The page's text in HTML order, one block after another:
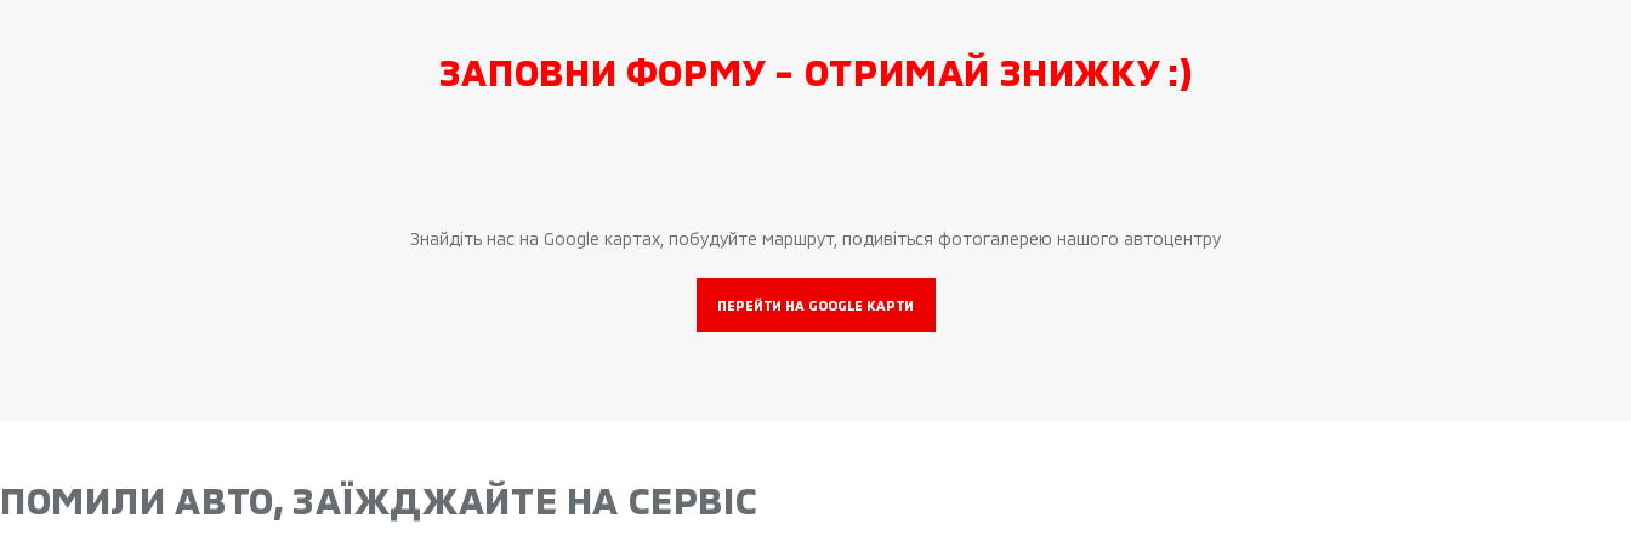
ЗАПОВНИ ФОРМУ - ОТРИМАЙ ЗНИЖКУ :)
Знайдіть нас на Google картах, побудуйте маршрут, подивіться фотогалерею нашого автоцентру
ПЕРЕЙТИ НА GOOGLE КАРТИ
ПОМИЛИ АВТО, ЗАЇЖДЖАЙТЕ НА СЕРВІС